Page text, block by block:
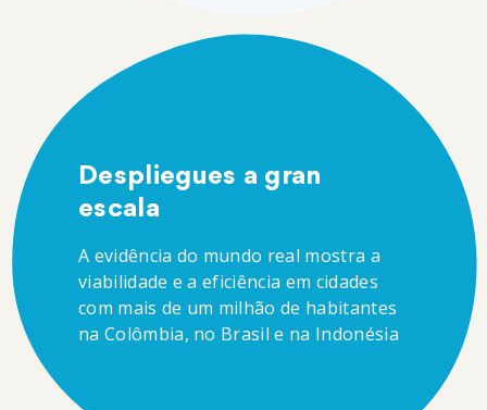
Despliegues a gran
escala
A evidência do mundo real mostra a
viabilidade e a eficiência em cidades
com mais de um milhão de habitantes
na Colômbia, no Brasil e na Indonésia